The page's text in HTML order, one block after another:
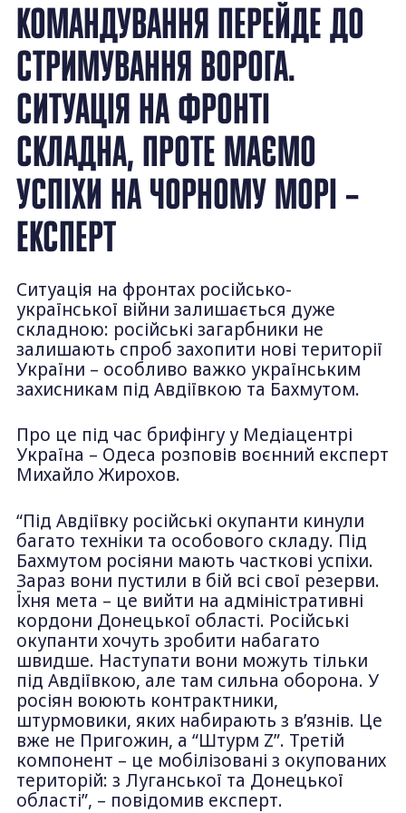
КОМАНДУВАННЯ ПЕРЕЙДЕ ДО
СТРИМУВАННЯ ВОРОГА.
СИТУАЦІЯ НА ФРОНТІ
СКЛАДНА, ПРОТЕ МАЄМО
УСПІХИ НА ЧОРНОМУ МОРІ –
ЕКСПЕРТ
Ситуація на фронтах російсько-
української війни залишається дуже
складною: російські загарбники не
залишають спроб захопити нові території
України – особливо важко українським
захисникам під Авдіївкою та Бахмутом.
Про це під час брифінгу у Медіацентрі
Україна – Одеса розповів воєнний експерт
Михайло Жирохов.
“Під Авдіївку російські окупанти кинули
багато техніки та особового складу. Під
Бахмутом росіяни мають часткові успіхи.
Зараз вони пустили в бій всі свої резерви.
Їхня мета – це вийти на адміністративні
кордони Донецької області. Російські
окупанти хочуть зробити набагато
швидше. Наступати вони можуть тільки
під Авдіївкою, але там сильна оборона. У
росіян воюють контрактники,
штурмовики, яких набирають з в’язнів. Це
вже не Пригожин, а “Штурм Z”. Третій
компонент – це мобілізовані з окупованих
територій: з Луганської та Донецької
області”, – повідомив експерт.